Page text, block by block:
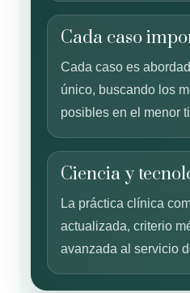
Cada caso
Cada caso es
único, buscando los
posibles en el menor
Ciencia y
La práctica clínica
actualizada, criterio
avanzada al servicio